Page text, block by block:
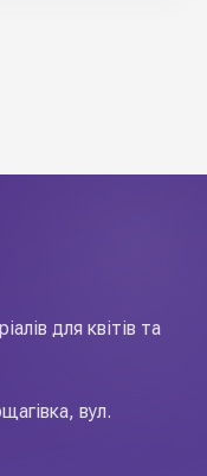
для квітів та
вул.